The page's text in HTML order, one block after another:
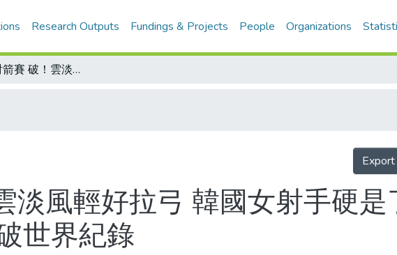
Research Outputs Fundings & Projects People Organizations
漢城亞運射箭賽 破！雲淡風輕好拉弓 韓國女射手硬是了得 女子單局團體賽30公尺 雙破世界紀錄
Export
淡風輕好拉弓 韓國女射手硬是
世界紀錄